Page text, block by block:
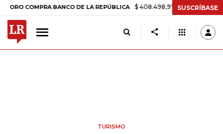
BANCO DE LA REPÚBLICA $ 408.498,97 +$ 8.753,81 +2,19%
SUSCRÍBASE
TURISMO